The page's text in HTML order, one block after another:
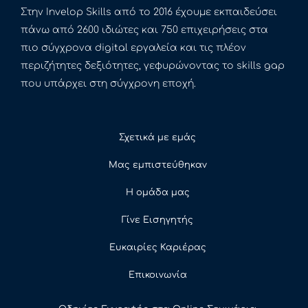
Στην Invelop Skills από το 2016 έχουμε εκπαιδεύσει
πάνω από 2600 ιδιώτες και 750 επιχειρήσεις στα
πιο σύγχρονα digital εργαλεία και τις πλέον
περιζήτητες δεξιότητες, γεφυρώνοντας το skills gap
που υπάρχει στη σύγχρονη εποχή.
Σχετικά με εμάς
Μας εμπιστεύθηκαν
Η ομάδα μας
Γίνε Εισηγητής
Ευκαιρίες Καριέρας
Επικοινωνία